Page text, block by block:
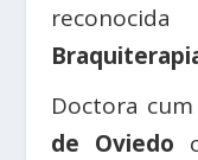
Doctora
de Oviedo